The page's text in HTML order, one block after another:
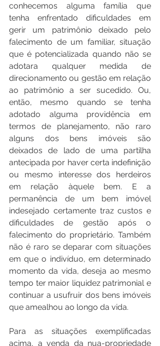
conhecemos alguma família que
tenha enfrentado dificuldades em
gerir um patrimônio deixado pelo
falecimento de um familiar, situação
que é potencializada quando não se
adotara qualquer medida de
direcionamento ou gestão em relação
ao patrimônio a ser sucedido. Ou,
então, mesmo quando se tenha
adotado alguma providência em
termos de planejamento, não raro
alguns dos bens imóveis são
deixados de lado de uma partilha
antecipada por haver certa indefinição
ou mesmo interesse dos herdeiros
em relação àquele bem. E a
permanência de um bem imóvel
indesejado certamente traz custos e
dificuldades de gestão após o
falecimento do proprietário. Também
não é raro se deparar com situações
em que o indivíduo, em determinado
momento da vida, deseja ao mesmo
tempo ter maior liquidez patrimonial e
continuar a usufruir dos bens imóveis
que amealhou ao longo da vida.
Para as situações exemplificadas
acima, a venda da nua-propriedade